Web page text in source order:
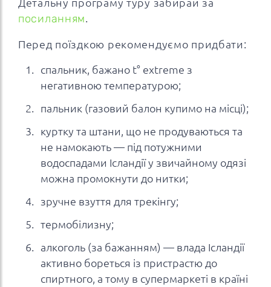
посиланням
Перед поїздкою рекомендуємо придбати:
спальник, бажано t° extreme з
негативною температурою;
пальник (газовий балон купимо на місці);
куртку та штани, що не продуваються та
не намокають — під потужними
водоспадами Ісландії у звичайному одязі
можна промокнути до нитки;
зручне взуття для трекінгу;
термобілизну;
алкоголь (за бажанням) — влада Ісландії
активно бореться із пристрастю до
спиртного, а тому в супермаркеті в країні